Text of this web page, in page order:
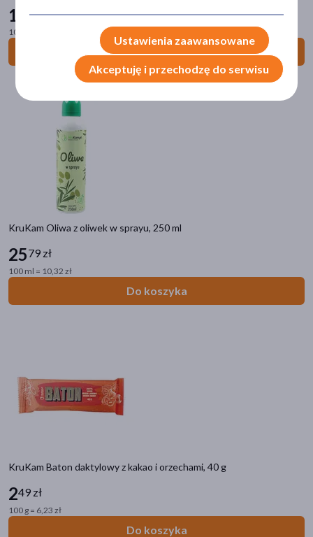
16 99 zł
100 g = 169,90 zł
Do koszyka
KruKam Oliwa z oliwek w sprayu, 250 ml
2579 zł
100 ml = 10,32 zł
Do koszyka
KruKam Baton daktylowy z kakao i orzechami, 40 g
249 zł
100 g = 6,23 zł
Do koszyka
(8)
migdały(3)
cynamon(2)
pokaż więcej
Specyfika
Zdrowa przekąska
Przyprawy(1)
Alergeny
Zalecenia żywieniowe
Ustawienia zaawansowane
Akceptuję i przechodzę do serwisu